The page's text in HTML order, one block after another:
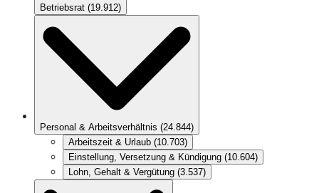
Betriebsrat (19.912)
Personal & Arbeitsverhältnis (24.844)
Arbeitszeit & Urlaub (10.703)
Einstellung, Versetzung & Kündigung (10.604)
Lohn, Gehalt & Vergütung (3.537)